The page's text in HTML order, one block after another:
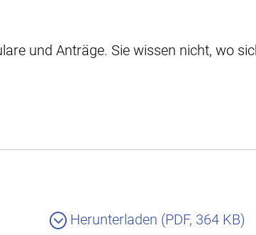
und Anträge. Sie wissen nicht, wo
Herunterladen (PDF, 364 KB)